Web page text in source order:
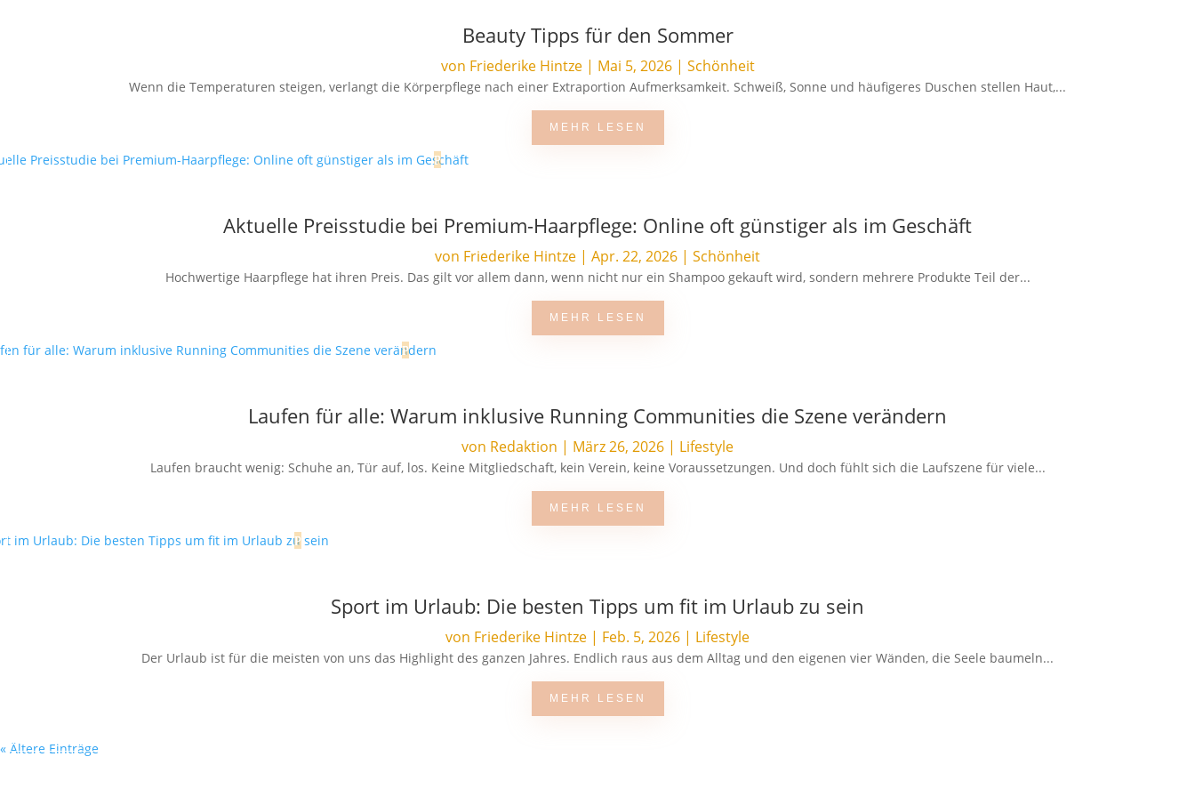
Beauty Tipps für den Sommer
von Friederike Hintze| Mai 5, 2026| Schönheit
Wenn die Temperaturen steigen, verlangt die Körperpflege nach einer Extraportion Aufmerksamkeit. Schweiß, Sonne und häufigeres Duschen stellen Haut,...
MEHR LESEN
Aktuelle Preisstudie bei Premium-Haarpflege: Online oft günstiger als im Geschäft
von Friederike Hintze | Apr. 22, 2026 | Schönheit
Hochwertige Haarpflege hat ihren Preis. Das gilt vor allem dann, wenn nicht nur ein Shampoo gekauft wird, sondern mehrere Produkte Teil der...
MEHR LESEN
Laufen für alle: Warum inklusive Running Communities die Szene verändern
von Redaktion | März 26, 2026 | Lifestyle
Laufen braucht wenig: Schuhe an, Tür auf, los. Keine Mitgliedschaft, kein Verein, keine Voraussetzungen. Und doch fühlt sich die Laufszene für viele...
MEHR LESEN
Sport im Urlaub: Die besten Tipps um fit im Urlaub zu sein
von Friederike Hintze | Feb. 5, 2026 | Lifestyle
Der Urlaub ist für die meisten von uns das Highlight des ganzen Jahres. Endlich raus aus dem Alltag und den eigenen vier Wänden, die Seele baumeln...
MEHR LESEN
« Ältere Einträge